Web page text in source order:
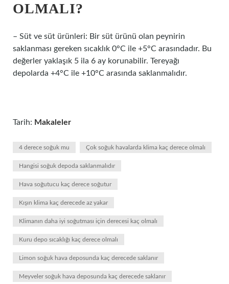
OLMALI?
– Süt ve süt ürünleri: Bir süt ürünü olan peynirin
saklanması gereken sıcaklık 0°C ile +5°C arasındadır. Bu
değerler yaklaşık 5 ila 6 ay korunabilir. Tereyağı
depolarda +4°C ile +10°C arasında saklanmalıdır.
Tarih: Makaleler
4 derece soğuk mu Çok soğuk havalarda klima kaç derece olmalı
Hangisi soğuk depoda saklanmalıdır
Hava soğutucu kaç derece soğutur
Kışın klima kaç derecede az yakar
Klimanın daha iyi soğutması için derecesi kaç olmalı
Kuru depo sıcaklığı kaç derece olmalı
Limon soğuk hava deposunda kaç derecede saklanır
Meyveler soğuk hava deposunda kaç derecede saklanır